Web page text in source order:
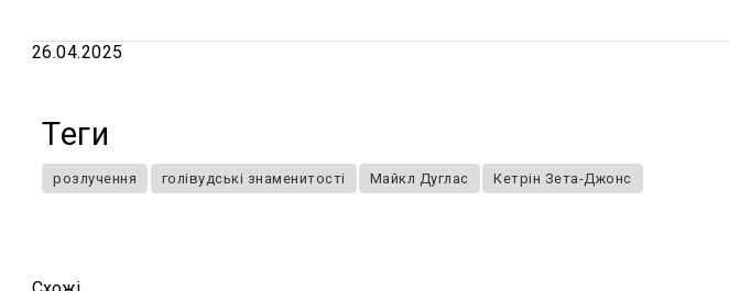
26.04.2025
Теги
розлучення голівудські знаменитості Майкл Дуглас Кетрін Зета-Джонс